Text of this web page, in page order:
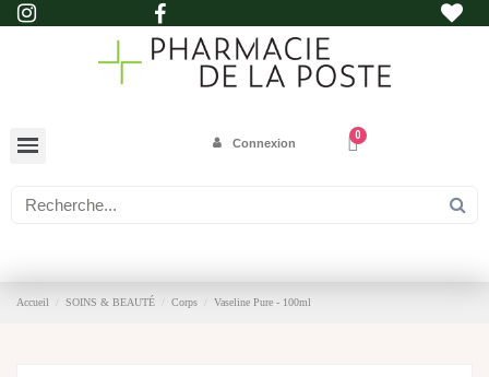
Connexion
Accueil SOINS & BEAUTÉ Corps Vaseline Pure - 100ml